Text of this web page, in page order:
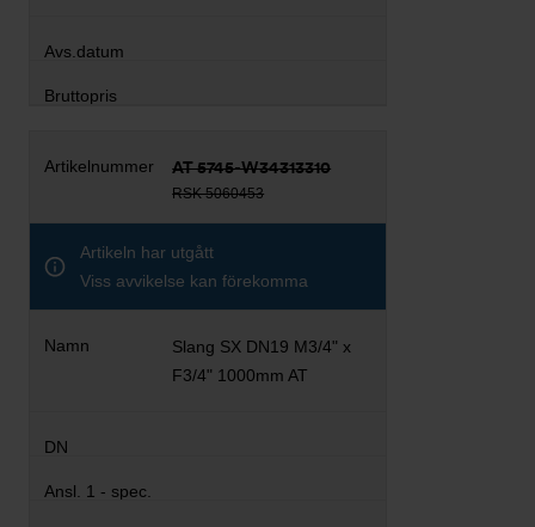
AT 5745-W34313310
RSK 5060453
Artikeln har utgått
Viss avvikelse kan förekomma
Slang SX DN19 M3/4" x
F3/4" 1000mm AT